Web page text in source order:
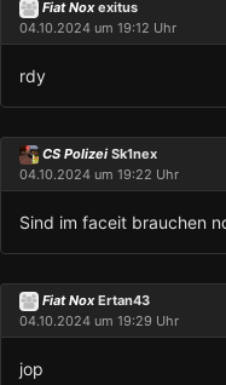
Fiat Noxexitus
04.10.2024 um 19:12 Uhr
rdy
CS Polizei Sk1nex
04.10.2024 um 19:22 Uhr
Sind im faceit brauchen
Fiat NoxErtan43
04.10.2024 um 19:29 Uhr
jop